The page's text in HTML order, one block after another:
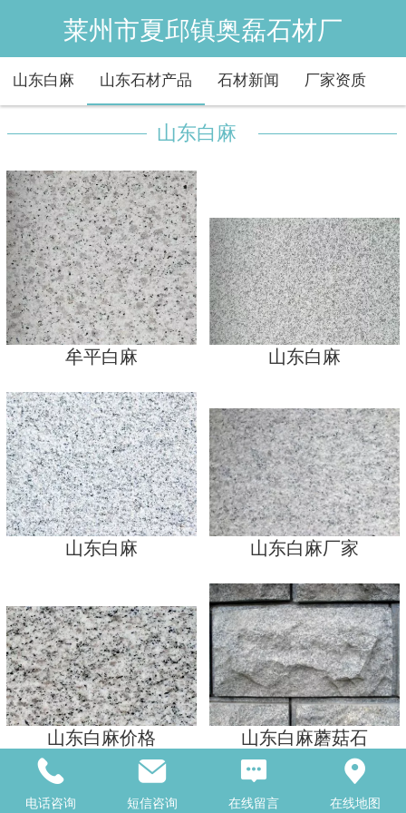
莱州市夏邱镇奥磊石材厂
山东白麻 山东石材产品 石材新闻 厂家资质
山东白麻
牟平白麻 山东白麻
山东白麻 山东白麻厂家
山东白麻价格 山东白麻蘑菇石
电话咨询 短信咨询 在线留言 在线地图